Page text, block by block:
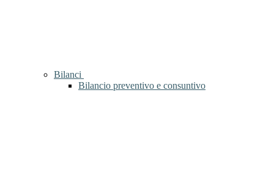
Bilanci
Bilancio preventivo e consuntivo